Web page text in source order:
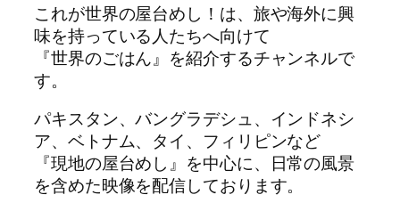
これが世界の屋台めし！は、旅や海外に興
味を持っている人たちへ向けて
『世界のごはん』を紹介するチャンネルで
す。
パキスタン、バングラデシュ、インドネシ
ア、ベトナム、タイ、フィリピンなど
『現地の屋台めし』を中心に、日常の風景
を含めた映像を配信しております。